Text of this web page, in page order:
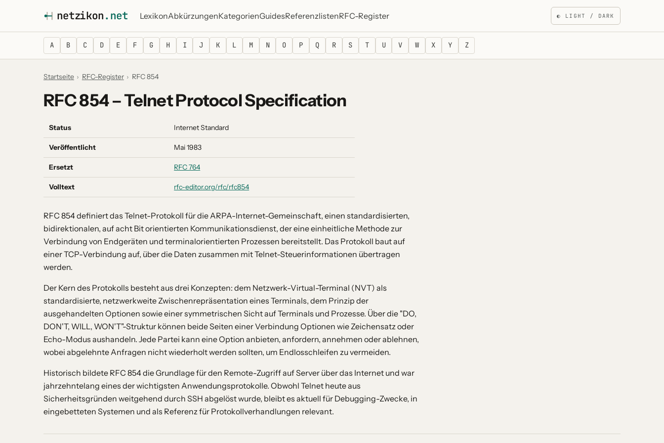
netzikon.net LexikonAbkürzungenKategorienGuidesReferenzlistenRFC-Register ◐ LIGHT / DARK
A B C D E F G H I J K L M N O P Q R S T U V W X Y Z
Startseite › RFC-Register › RFC 854
RFC 854 – Telnet Protocol Specification
Status Internet Standard
Veröffentlicht Mai 1983
Ersetzt RFC 764
Volltext rfc-editor.org/rfc/rfc854
RFC 854 definiert das Telnet-Protokoll für die ARPA-Internet-Gemeinschaft, einen standardisierten,
bidirektionalen, auf acht Bit orientierten Kommunikationsdienst, der eine einheitliche Methode zur
Verbindung von Endgeräten und terminalorientierten Prozessen bereitstellt. Das Protokoll baut auf
einer TCP-Verbindung auf, über die Daten zusammen mit Telnet-Steuerinformationen übertragen
werden.
Der Kern des Protokolls besteht aus drei Konzepten: dem Netzwerk-Virtual-Terminal (NVT) als
standardisierte, netzwerkweite Zwischenrepräsentation eines Terminals, dem Prinzip der
ausgehandelten Optionen sowie einer symmetrischen Sicht auf Terminals und Prozesse. Über die "DO,
DON'T, WILL, WON'T"-Struktur können beide Seiten einer Verbindung Optionen wie Zeichensatz oder
Echo-Modus aushandeln. Jede Partei kann eine Option anbieten, anfordern, annehmen oder ablehnen,
wobei abgelehnte Anfragen nicht wiederholt werden sollten, um Endlosschleifen zu vermeiden.
Historisch bildete RFC 854 die Grundlage für den Remote-Zugriff auf Server über das Internet und war
jahrzehntelang eines der wichtigsten Anwendungsprotokolle. Obwohl Telnet heute aus
Sicherheitsgründen weitgehend durch SSH abgelöst wurde, bleibt es aktuell für Debugging-Zwecke, in
eingebetteten Systemen und als Referenz für Protokollverhandlungen relevant.